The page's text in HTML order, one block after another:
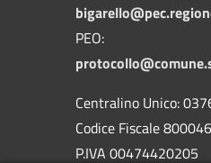
PEO:
Centralino Unico:
Codice Fiscale
P.IVA 00474420205